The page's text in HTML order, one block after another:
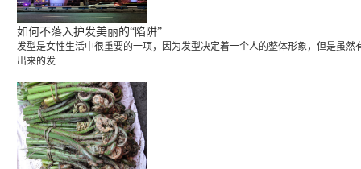
如何不落入护发美丽的“陷阱”
发型是女性生活中很重要的一项，因为发型决定着一个人的整体形象，但是虽
出来的发...